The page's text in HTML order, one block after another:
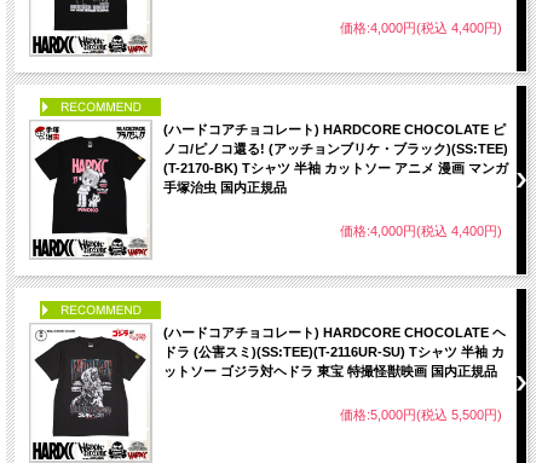
価格:4,000円(税込 4,400円)
(ハードコアチョコレート) HARDCORE CHOCOLATE ピ
ノコ/ピノコ還る! (アッチョンブリケ・ブラック)(SS:TEE)
(T-2170-BK) Tシャツ 半袖 カットソー アニメ 漫画 マンガ
手塚治虫 国内正規品
価格:4,000円(税込 4,400円)
(ハードコアチョコレート) HARDCORE CHOCOLATE ヘ
ドラ (公害スミ)(SS:TEE)(T-2116UR-SU) Tシャツ 半袖 カ
ットソー ゴジラ対ヘドラ 東宝 特撮怪獣映画 国内正規品
価格:5,000円(税込 5,500円)